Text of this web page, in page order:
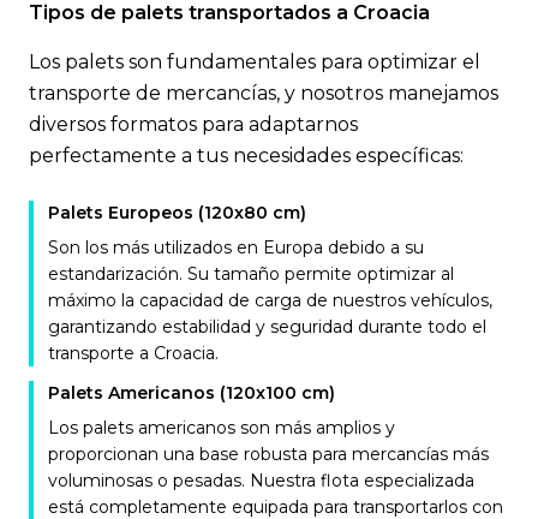
Tipos de palets transportados a Croacia
Los palets son fundamentales para optimizar el
transporte de mercancías, y nosotros manejamos
diversos formatos para adaptarnos
perfectamente a tus necesidades específicas:
Palets Europeos (120x80 cm)
Son los más utilizados en Europa debido a su
estandarización. Su tamaño permite optimizar al
máximo la capacidad de carga de nuestros vehículos,
garantizando estabilidad y seguridad durante todo el
transporte a Croacia.
Palets Americanos (120x100 cm)
Los palets americanos son más amplios y
proporcionan una base robusta para mercancías más
voluminosas o pesadas. Nuestra flota especializada
está completamente equipada para transportarlos con